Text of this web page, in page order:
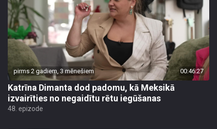
pirms 2 gadiem, 3 mēnešiem 00:46:27
Katrīna Dimanta dod padomu, kā Meksikā
izvairīties no negaidītu rētu iegūšanas
48. epizode